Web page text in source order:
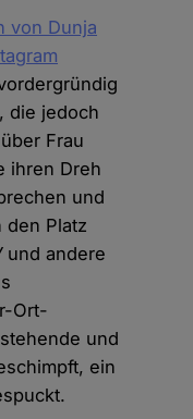
von Dunja
die jedoch
Frau
ihren Dreh
und
den Platz
und andere
Ort-
und
ein